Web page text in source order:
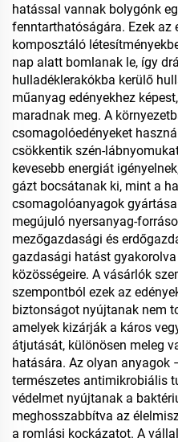
hatással vannak bolygónk
fenntarthatóságára. Ezek az
komposztáló
nap alatt bomlanak le, így
hulladéklerakókba kerülő
műanyag edényekhez
maradnak meg. A
csomagolóedényeket
csökkentik szén-
kevesebb energiát
gázt bocsátanak ki, mint a
csomagolóanyagok
megújuló nyersanyag-
mezőgazdasági és
gazdasági hatást
közösségeire. A vásárlók
szempontból ezek az
biztonságot nyújtanak nem
amelyek kizárják a káros
átjutását, különösen meleg
hatására. Az olyan anyagok
természetes antimikrobiális
védelmet nyújtanak a
meghosszabbítva az
a romlási kockázatot. A